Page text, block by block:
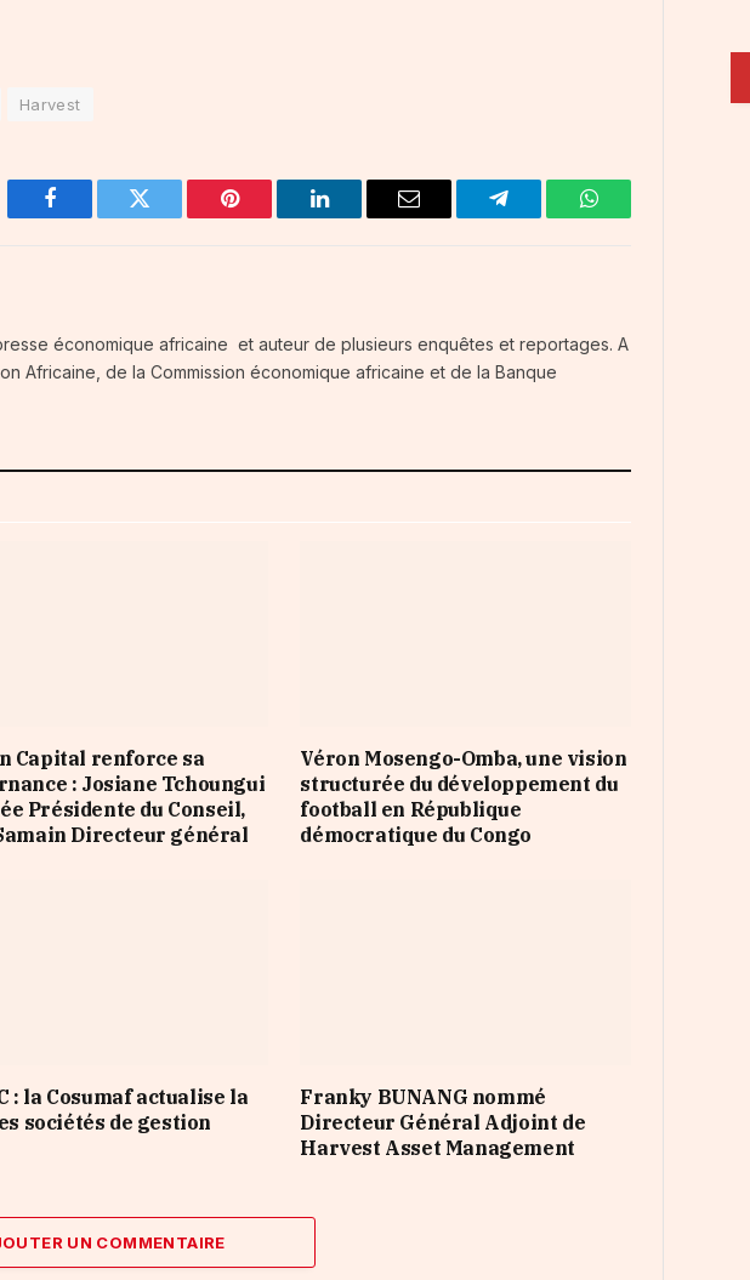
Harvest
Facebook Twitter Pinterest LinkedIn Email Telegram WhatsApp
économique africaine et auteur de plusieurs enquêtes et reportages. A
Africaine, de la Commission économique africaine et de la Banque
Capital renforce sa
: Josiane Tchoungui
Présidente du Conseil,
Directeur général
Véron Mosengo-Omba, une vision
structurée du développement du
football en République
démocratique du Congo
: la Cosumaf actualise la
sociétés de gestion
Franky BUNANG nommé
Directeur Général Adjoint de
Harvest Asset Management
UN COMMENTAIRE